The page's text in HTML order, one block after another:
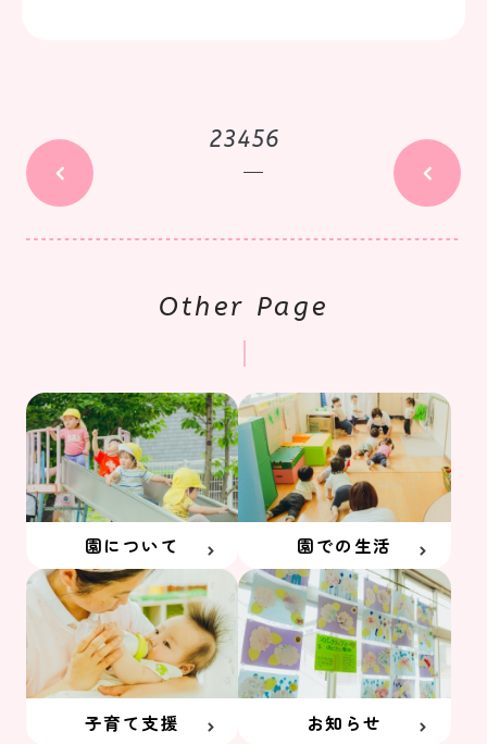
23456
Other Page
園について 園での生活
子育て支援 お知らせ